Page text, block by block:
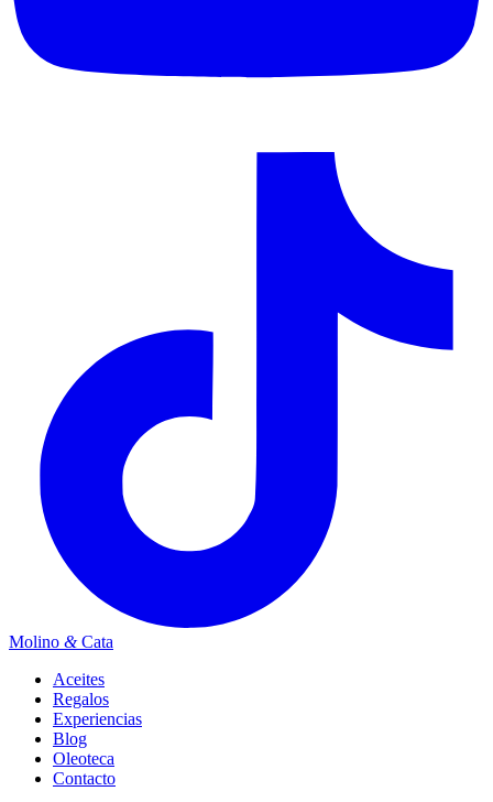
Molino &Cata
Aceites
Regalos
Experiencias
Blog
Oleoteca
Contacto